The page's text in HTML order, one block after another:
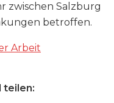
zwischen Salzburg
betroffen.
Arbeit
teilen: